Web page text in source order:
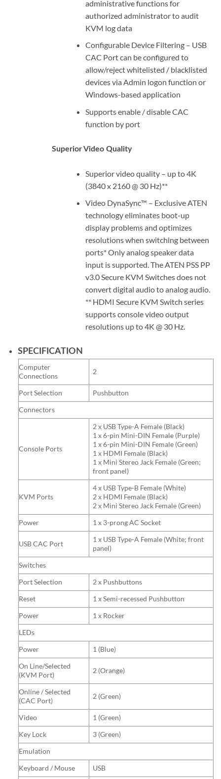
administrative functions for
authorized administrator to audit
KVM log data
Configurable Device Filtering – USB
CAC Port can be configured to
allow/reject whitelisted / blacklisted
devices via Admin logon function or
Windows-based application
Supports enable / disable CAC
function by port
Superior Video Quality
Superior video quality – up to 4K
(3840 x 2160 @ 30 Hz)**
Video DynaSync™ – Exclusive ATEN
technology eliminates boot-up
display problems and optimizes
resolutions when switching between
ports* Only analog speaker data
input is supported. The ATEN PSS PP
v3.0 Secure KVM Switches does not
convert digital audio to analog audio.
** HDMI Secure KVM Switch series
supports console video output
resolutions up to 4K @ 30 Hz.
SPECIFICATION
Computer
Connections
2
Port Selection
Pushbutton
Connectors
Console Ports
2 x USB Type-A Female (Black)
1 x 6-pin Mini-DIN Female (Purple)
1 x 6-pin Mini-DIN Female (Green)
1 x HDMI Female (Black)
1 x Mini Stereo Jack Female (Green;
front panel)
KVM Ports
4 x USB Type-B Female (White)
2 x HDMI Female (Black)
2 x Mini Stereo Jack Female (Green)
Power
1 x 3-prong AC Socket
USB CAC Port
1 x USB Type-A Female (White; front
panel)
Switches
Port Selection
2 x Pushbuttons
Reset
1 x Semi-recessed Pushbutton
Power
1 x Rocker
LEDs
Power
1 (Blue)
On Line/Selected
(KVM Port)
2 (Orange)
Online / Selected
(CAC Port)
2 (Green)
Video
1 (Green)
Key Lock
3 (Green)
Emulation
Keyboard / Mouse
USB